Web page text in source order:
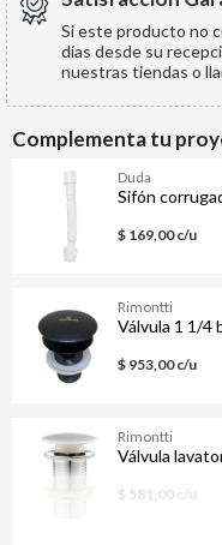
Si este producto no
días desde su
nuestras tiendas o
Complementa tu
Duda
Sifón
$ 169,00 c/u
Rimontti
Válvula 1 1/4
$ 953,00 c/u
Rimontti
Válvula
$ 581,00 c/u